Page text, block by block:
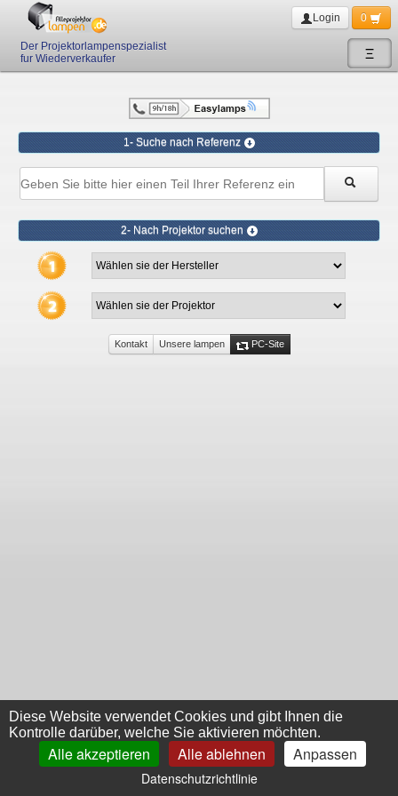
Ξ
Der Projektorlampenspezialist
fur Wiederverkaufer
Login 0
1- Suche nach Referenz
2- Nach Projektor suchen
Kontakt Unsere lampen PC-Site
Diese Website verwendet Cookies und gibt Ihnen die
Kontrolle darüber, welche Sie aktivieren möchten.
Alle akzeptieren Alle ablehnen Anpassen
Datenschutzrichtlinie